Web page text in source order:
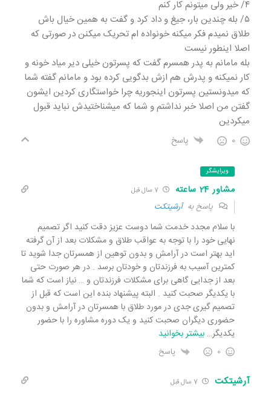
۴/ خیر ولی میتونم کار کنم
۵/ بله چندین بار، جیغ و داد کرد و گفت به همین خیال باش
طلاق نمیدم فکر میکنه خونواده ام تحریک میکنن در صورتی که
اصلا اینطور نیست
بله مامانم به پدر همسرم گفت که پسرتون خیلی دیر میاد خونه و
کار نمیکنه و پدرش هم ازش بدگویی کرده بود و مامانم گفته شما
که میدونستین پسرتون اینجوریه چرا خواستگاری کردین ایشون
گفتن من اصلا خبر نداشتم و شما که میشناختیدش نباید قبول
میکردین
0 پاسخ
ویرایشگر
مشاور 24 ساعته
پاسخ بهآرشیتکت
با سلام مجدد خدمت شما دوست عزیز دقت کنید اگر تصمیم
نهایی خود را با توجه به عواقب طلاق و مشکلات بعد از آن گرفته
اید بهتر است در آرامش و بدون توهین از همسرتان جدا شوید تا
کمترین آسیب به فرزندتان و خودتان برسد . در هر صورت حتی
بعد از جدایی گاهی برای مشکلات فرزندتان و … نیاز است که شما
با یکدیگر صحبت کنید . البته پیشنهاد بنده این است که قبل از
تصمیم گیری جدی در مورد طلاق با همسرتان در آرامش و بدون
حضوری دیگران صحبت کنید و یک دوره مشاوره را با حضور
یکدیگر… بیشتر بخوانید
0 پاسخ
آرشیتکت